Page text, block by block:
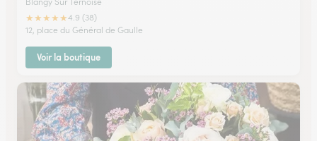
★★★★★4.9 (38)
12, place du Général de Gaulle
Voir la boutique